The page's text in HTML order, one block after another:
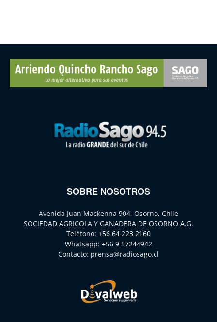
SOBRE NOSOTROS
Avenida Juan Mackenna 904, Osorno, Chile
SOCIEDAD AGRICOLA Y GANADERA DE OSORNO A.G.
Teléfono: +56 64 223 2160
Whatsapp: +56 9 57244942
Contacto: prensa@radiosago.cl